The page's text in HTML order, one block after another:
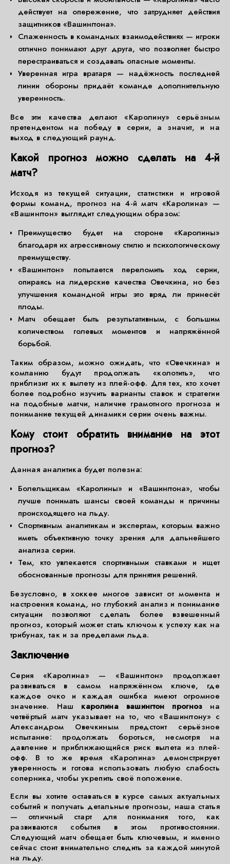
действует на опережение, что затрудняет действия
защитников «Вашингтона».
Слаженность в командных взаимодействиях — игроки
отлично понимают друг друга, что позволяет быстро
перестраиваться и создавать опасные моменты.
Уверенная игра вратаря — надёжность последней
линии обороны придаёт команде дополнительную
уверенность.
Все эти качества делают «Каролину» серьёзным
претендентом на победу в серии, а значит, и на
выход в следующий раунд.
Какой прогноз можно сделать на 4-й
матч?
Исходя из текущей ситуации, статистики и игровой
формы команд, прогноз на 4-й матч «Каролина» —
«Вашингтон» выглядит следующим образом:
Преимущество будет на стороне «Каролины»
благодаря их агрессивному стилю и психологическому
преимуществу.
«Вашингтон» попытается переломить ход серии,
опираясь на лидерские качества Овечкина, но без
улучшения командной игры это вряд ли принесёт
плоды.
Матч обещает быть результативным, с большим
количеством голевых моментов и напряжённой
борьбой.
Таким образом, можно ожидать, что «Овечкина» и
компанию будут продолжать «колотить», что
приблизит их к вылету из плей-офф. Для тех, кто хочет
более подробно изучить варианты ставок и стратегии
на подобные матчи, наличие грамотного прогноза и
понимание текущей динамики серии очень важны.
Кому стоит обратить внимание на этот
прогноз?
Данная аналитика будет полезна:
Болельщикам «Каролины» и «Вашингтона», чтобы
лучше понимать шансы своей команды и причины
происходящего на льду.
Спортивным аналитикам и экспертам, которым важно
иметь объективную точку зрения для дальнейшего
анализа серии.
Тем, кто увлекается спортивными ставками и ищет
обоснованные прогнозы для принятия решений.
Безусловно, в хоккее многое зависит от момента и
настроения команд, но глубокий анализ и понимание
ситуации позволяют сделать более взвешенный
прогноз, который может стать ключом к успеху как на
трибунах, так и за пределами льда.
Заключение
Серия «Каролина» — «Вашингтон» продолжает
развиваться в самом напряжённом ключе, где
каждое очко и каждая ошибка имеют огромное
значение. Наш каролина вашингтон прогноз на
четвёртый матч указывает на то, что «Вашингтону» с
Александром Овечкиным предстоит серьёзное
испытание: продолжать бороться, несмотря на
давление и приближающийся риск вылета из плей-
офф. В то же время «Каролина» демонстрирует
уверенность и готова использовать любую слабость
соперника, чтобы укрепить своё положение.
Если вы хотите оставаться в курсе самых актуальных
событий и получать детальные прогнозы, наша статья
— отличный старт для понимания того, как
развиваются события в этом противостоянии.
Следующий матч обещает быть ключевым, и именно
сейчас стоит внимательно следить за каждой минутой
на льду.